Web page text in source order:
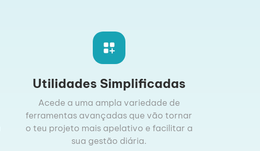
Utilidades Simplificadas
Acede a uma ampla variedade de
ferramentas avançadas que vão tornar
o teu projeto mais apelativo e facilitar a
sua gestão diária.